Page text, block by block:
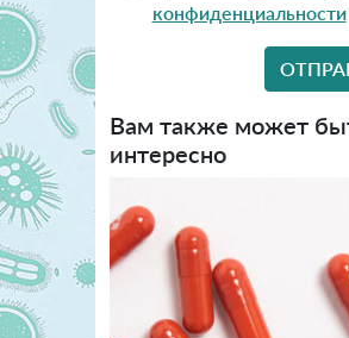
конфиденциальности
Вам также может
интересно